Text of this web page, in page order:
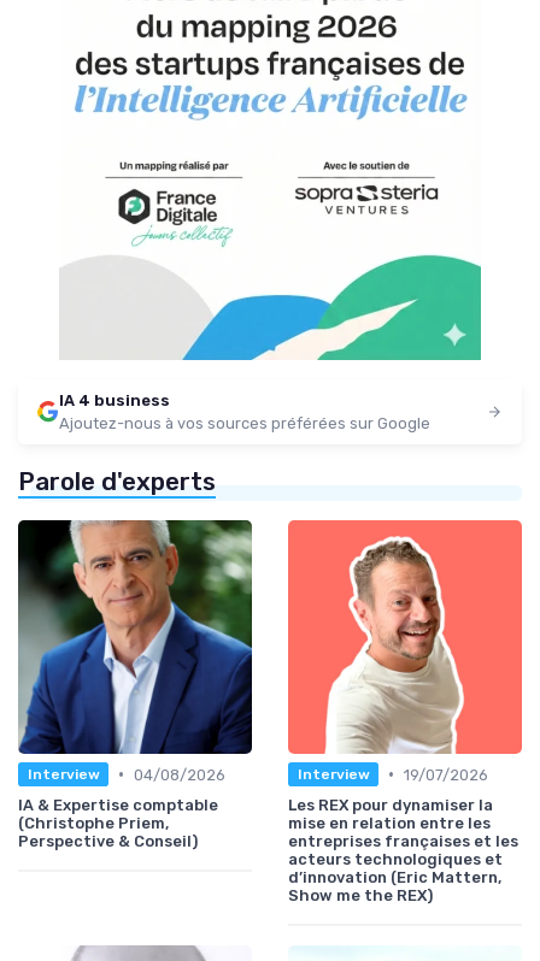
IA 4 business
Ajoutez-nous à vos sources préférées sur Google
Parole d'experts
Interview • 04/08/2026
IA & Expertise comptable
(Christophe Priem,
Perspective & Conseil)
Interview • 19/07/2026
Les REX pour dynamiser la
mise en relation entre les
entreprises françaises et les
acteurs technologiques et
d’innovation (Eric Mattern,
Show me the REX)